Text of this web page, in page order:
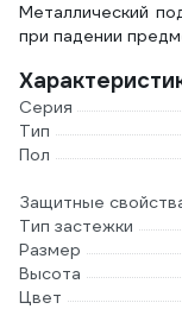
Металлический
при падении
Серия
Тип
Пол
Защитные
Тип застежки
Размер
Высота
Цвет